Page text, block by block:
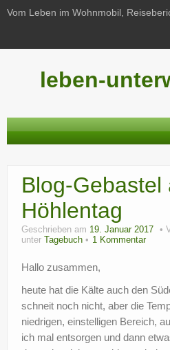
Vom Leben im Wohnmobil,
leben-
Reiseberichte
Unterwegs
Haushalt
Freizeit
Wohnmobil-Technik
?
Blog-Gebastel
Höhlentag
Geschrieben am 19. Januar 2017
unter
Tagebuch 1 Kommentar
Hallo zusammen,
heute hat die Kälte auch den
schneit noch nicht, aber die
niedrigen, einstelligen Bereich,
ich mal entsorgen und dann